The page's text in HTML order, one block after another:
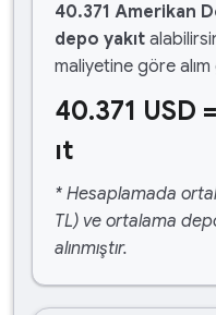
40.371 Amerikan
depo yakıt
maliyetine göre
40.371 USD
ıt
* Hesaplamada
TL) ve ortalama
alınmıştır.